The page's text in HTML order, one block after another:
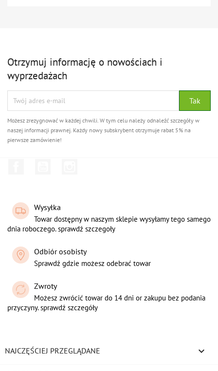
Otrzymuj informację o nowościach i
wyprzedażach
Możesz zrezygnować w każdej chwili. W tym celu należy odnaleźć szczegóły w
naszej informacji prawnej. Każdy nowy subskrybent otrzymuje rabat 5% na
pierwsze zamówienie!
Wysyłka
Towar dostępny w naszym sklepie wysyłamy tego samego
dnia roboczego. sprawdź szczegoły
Odbiór osobisty
Sprawdź gdzie możesz odebrać towar
Zwroty
Możesz zwrócić towar do 14 dni or zakupu bez podania
przyczyny. sprawdź szczegóły
NAJCZĘŚCIEJ PRZEGLĄDANE 